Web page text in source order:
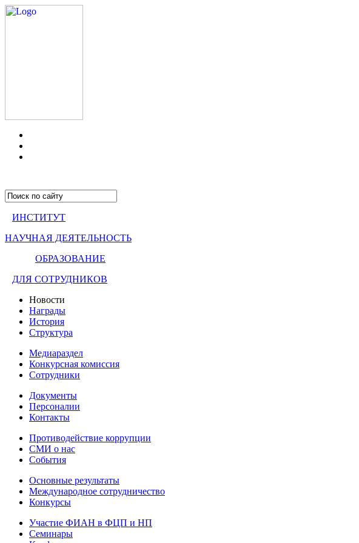
ИНСТИТУТ
НАУЧНАЯ ДЕЯТЕЛЬНОСТЬ
ОБРАЗОВАНИЕ
ДЛЯ СОТРУДНИКОВ
Новости
Награды
История
Структура
Медиараздел
Конкурсная комиссия
Сотрудники
Документы
Персоналии
Контакты
Противодействие коррупции
СМИ о нас
События
Основные результаты
Международное сотрудничество
Конкурсы
Участие ФИАН в ФЦП и НП
Семинары